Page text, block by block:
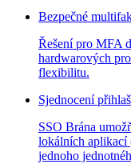
Bezpečné
Řešení pro MFA
hardwarových
flexibilitu.
Sjednocení
SSO Brána
lokálních aplikací
jednoho